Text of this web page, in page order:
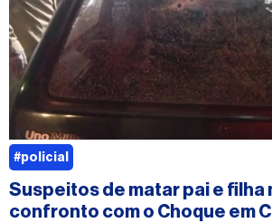
Suspeitos de matar pai e filha
confronto com o Choque em
#policial